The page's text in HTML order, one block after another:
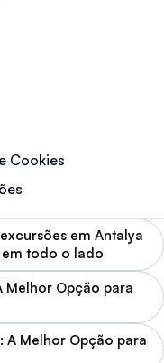
Cookies
em Antalya
todo o lado
Melhor Opção para
A Melhor Opção para